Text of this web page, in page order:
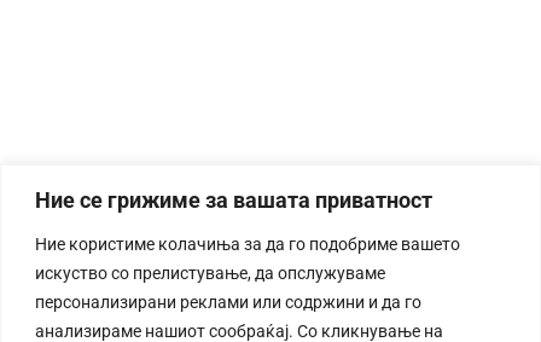
Ние се грижиме за вашата приватност
Ние користиме колачиња за да го подобриме вашето
искуство со прелистување, да опслужуваме
персонализирани реклами или содржини и да го
анализираме нашиот сообраќај. Со кликнување на